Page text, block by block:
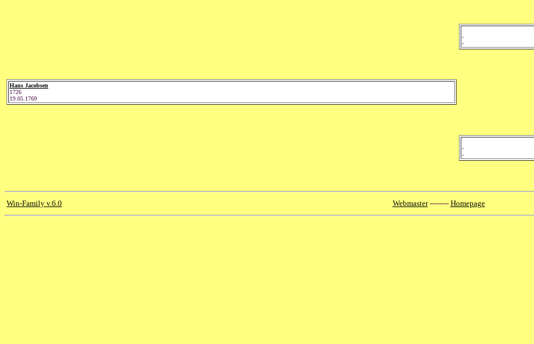
Hans Jacobsen
1726
19.05.1769
-
-
-
-
Win-Family v.6.0 Webmaster-------- Homepage